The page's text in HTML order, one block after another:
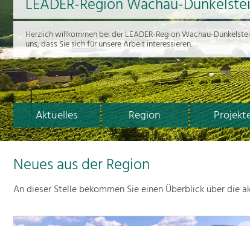
Aktuelles Region
LEADER-Region Wachau-
Herzlich willkommen bei der LEADER-Region Wachau-
uns, dass Sie sich für unsere Arbeit interessieren.
Neues aus der Region
An dieser Stelle bekommen Sie einen Überblick über